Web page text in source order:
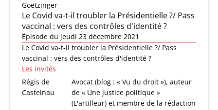
Goëtzinger
Le Covid va-t-il troubler la Présidentielle ?/ Pass
vaccinal : vers des contrôles d'identité ?
Épisode du jeudi 23 décembre 2021
Le Covid va-t-il troubler la Présidentielle ?/ Pass
vaccinal : vers des contrôles d'identité ?
Les invités
Régis de
Castelnau
Avocat (blog : « Vu du droit »), auteur
de « Une justice politique »
(L'artilleur) et membre de la rédaction